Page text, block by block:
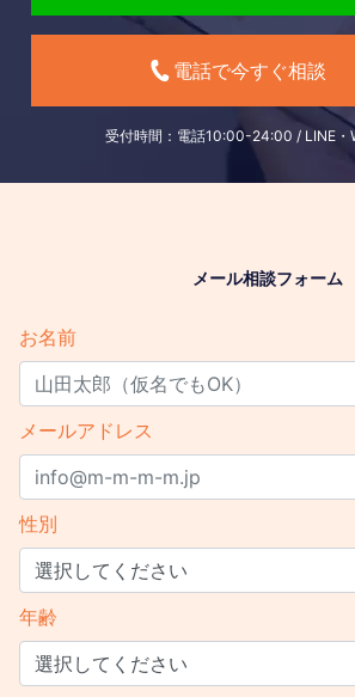
受付時間：電話10:00-24:00 / LINE・
メール相談フォーム
お名前
メールアドレス
性別
年齢